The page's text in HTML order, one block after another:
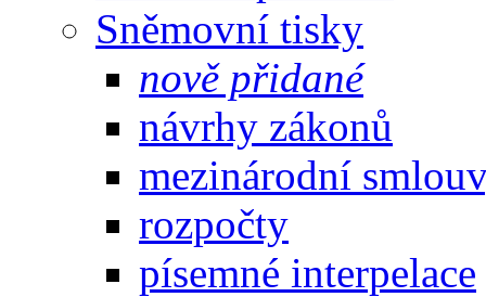
Sněmovní tisky
nově přidané
návrhy zákonů
mezinárodní
rozpočty
písemné interpelace